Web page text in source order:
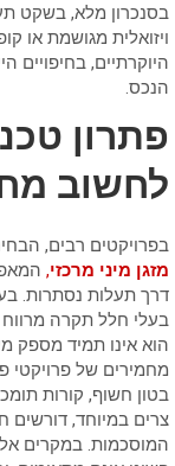
בסנכרון מלא, בשקט
ויזואלית מגושמת או
היוקרתיים, בחיפויים
הנכס.
פתרון
לחשוב
בפרויקטים רבים,
מזגן מיני מרכזי,
דרך תעלות נסתרות.
בעלי חלל תקרה
הוא אינו תמיד מספק
מחמירים של פרויקטי
בטון חשוף, קורות
צרים במיוחד,
המוסכמות. במקרים